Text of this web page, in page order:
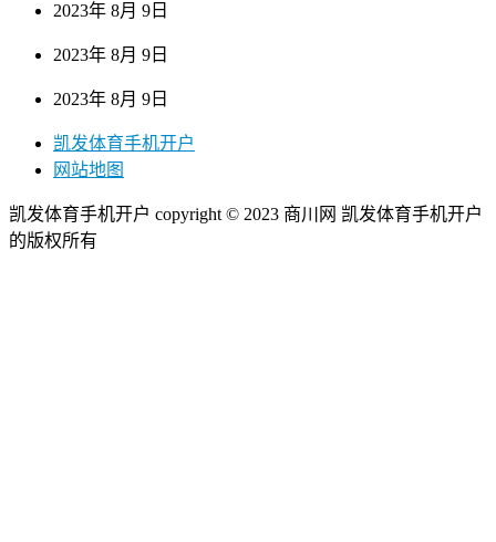
2023年 8月 9日
2023年 8月 9日
2023年 8月 9日
凯发体育手机开户
网站地图
凯发体育手机开户 copyright © 2023 商川网 凯发体育手机开户
的版权所有